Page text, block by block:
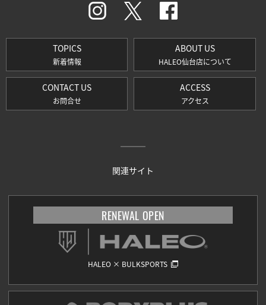
TOPICS
新着情報
ABOUT US
HALEO仙台店について
CONTACT US
お問合せ
ACCESS
アクセス
関連サイト
RENEWAL OPEN
HALEO × BULKSPORTS